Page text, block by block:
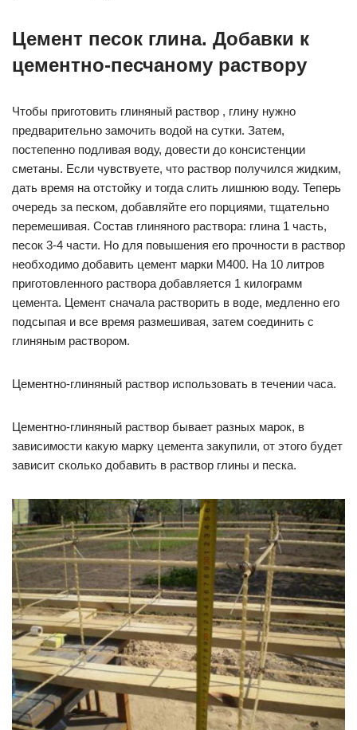
Цемент песок глина. Добавки к
цементно-песчаному раствору
Чтобы приготовить глиняный раствор , глину нужно
предварительно замочить водой на сутки. Затем,
постепенно подливая воду, довести до консистенции
сметаны. Если чувствуете, что раствор получился жидким,
дать время на отстойку и тогда слить лишнюю воду. Теперь
очередь за песком, добавляйте его порциями, тщательно
перемешивая. Состав глиняного раствора: глина 1 часть,
песок 3-4 части. Но для повышения его прочности в раствор
необходимо добавить цемент марки М400. На 10 литров
приготовленного раствора добавляется 1 килограмм
цемента. Цемент сначала растворить в воде, медленно его
подсыпая и все время размешивая, затем соединить с
глиняным раствором.
Цементно-глиняный раствор использовать в течении часа.
Цементно-глиняный раствор бывает разных марок, в
зависимости какую марку цемента закупили, от этого будет
зависит сколько добавить в раствор глины и песка.